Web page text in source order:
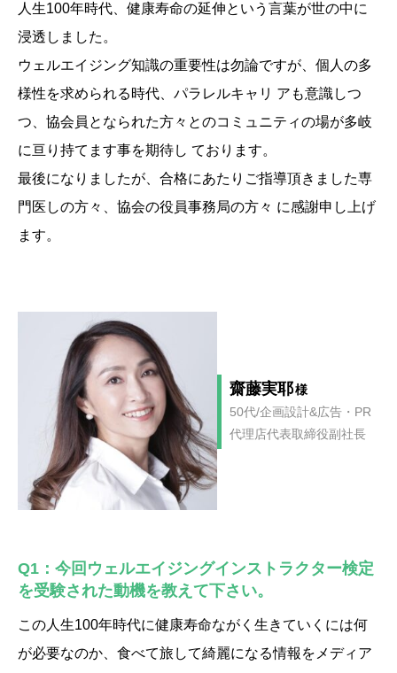
人生100年時代、健康寿命の延伸という言葉が世の中に
浸透しました。
ウェルエイジング知識の重要性は勿論ですが、個人の多
様性を求められる時代、パラレルキャリ アも意識しつ
つ、協会員となられた方々とのコミュニティの場が多岐
に亘り持てます事を期待し ております。
最後になりましたが、合格にあたりご指導頂きました専
門医しの方々、協会の役員事務局の方々 に感謝申し上げ
ます。
齋藤実耶様
50代/企画設計&広告・PR
代理店代表取締役副社長
Q1：今回ウェルエイジングインストラクター検定
を受験された動機を教えて下さい。
この人生100年時代に健康寿命ながく生きていくには何
が必要なのか、食べて旅して綺麗になる情報をメディア